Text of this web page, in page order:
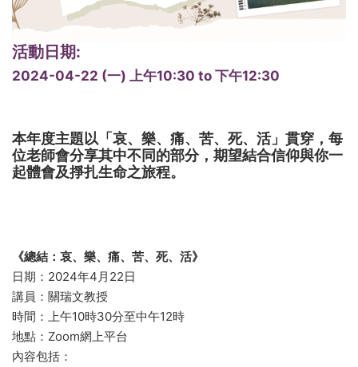
活動日期:
2024-04-22 (一) 上午10:30 to 下午12:30
本年度主題以「哀、樂、痛、苦、死、活」貫穿，每
位老師會分享其中不同的部分，期望結合信仰與你一
起體會及掙扎生命之旅程。
《總結：哀、樂、痛、苦、死、活》
日期：2024年4月22日
講員：關瑞文教授
時間：上午10時30分至中午12時
地點：Zoom網上平台
內容包括：